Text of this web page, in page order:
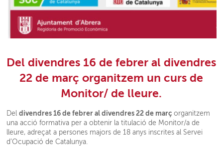
Del divendres 16 de febrer al divendres
22 de març organitzem un curs de
Monitor/ de lleure.
Deldivendres 16 de febrer al divendres 22 de marçorganitzem
una acció formativa per a obtenir la titulació de Monitor/a de
lleure, adreçat a persones majors de 18 anys inscrites al Servei
d’Ocupació de Catalunya.